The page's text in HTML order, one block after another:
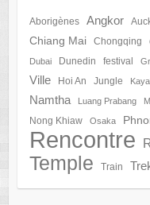
Aborigènes Angkor
Chiang Mai Chongqing
Dubai Dunedin festival
Ville
Hoi An Jungle
Namtha
Luang Prabang
Nong Khiaw Osaka
Rencontre
Temple Train